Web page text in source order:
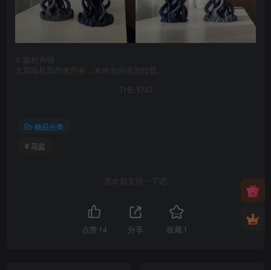
版权声明
文章版权归作者所有，未经允许请勿转载。
THE END
物品分类
# 花盆
喜欢就支持一下吧
点赞 14 分享 收藏 1